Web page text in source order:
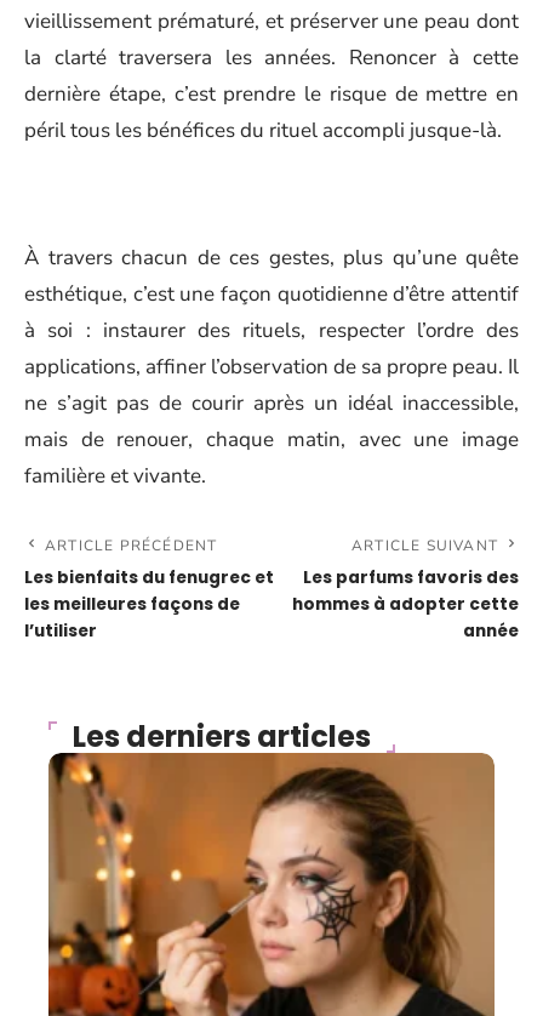
vieillissement prématuré, et préserver une peau dont
la clarté traversera les années. Renoncer à cette
dernière étape, c’est prendre le risque de mettre en
péril tous les bénéfices du rituel accompli jusque-là.
À travers chacun de ces gestes, plus qu’une quête
esthétique, c’est une façon quotidienne d’être attentif
à soi : instaurer des rituels, respecter l’ordre des
applications, affiner l’observation de sa propre peau. Il
ne s’agit pas de courir après un idéal inaccessible,
mais de renouer, chaque matin, avec une image
familière et vivante.
ARTICLE PRÉCÉDENT
Les bienfaits du fenugrec et
les meilleures façons de
l’utiliser
ARTICLE SUIVANT
Les parfums favoris des
hommes à adopter cette
année
Les derniers articles